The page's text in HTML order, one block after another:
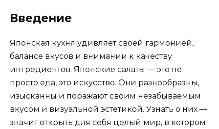
Введение
Японская кухня удивляет своей гармонией,
балансе вкусов и внимании к качеству
ингредиентов. Японские салаты — это не
просто еда, это искусство. Они разнообразны,
изысканны и поражают своим незабываемым
вкусом и визуальной эстетикой. Узнать о них —
значит открыть для себя целый мир, в котором